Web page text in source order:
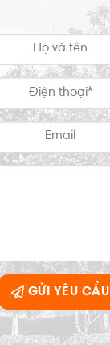
GỬI YÊU CẦU